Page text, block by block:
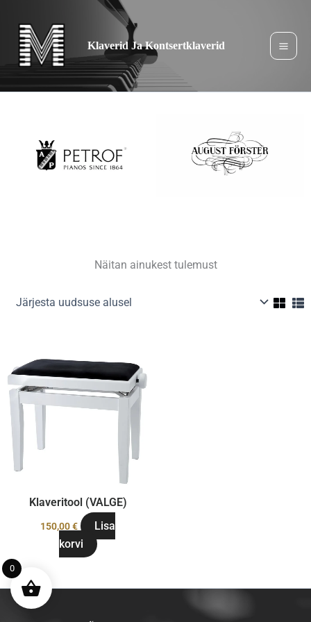
sisukord
vahele
Klaverid Ja Kontsertklaverid
Näitan ainukest tulemust
Klaveritool (VALGE)
150,00€
Lisa
korvi
0